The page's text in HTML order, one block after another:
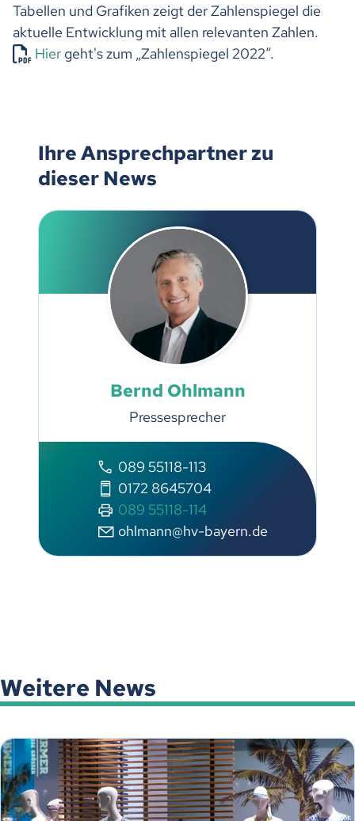
Tabellen und Grafiken zeigt der Zahlenspiegel die
aktuelle Entwicklung mit allen relevanten Zahlen.
Hier geht's zum „Zahlenspiegel 2022“.
Ihre Ansprechpartner zu
dieser News
Bernd Ohlmann
Pressesprecher
089 55118-113
0172 8645704
089 55118-114
hlm nn hv-b y rn d
Weitere News